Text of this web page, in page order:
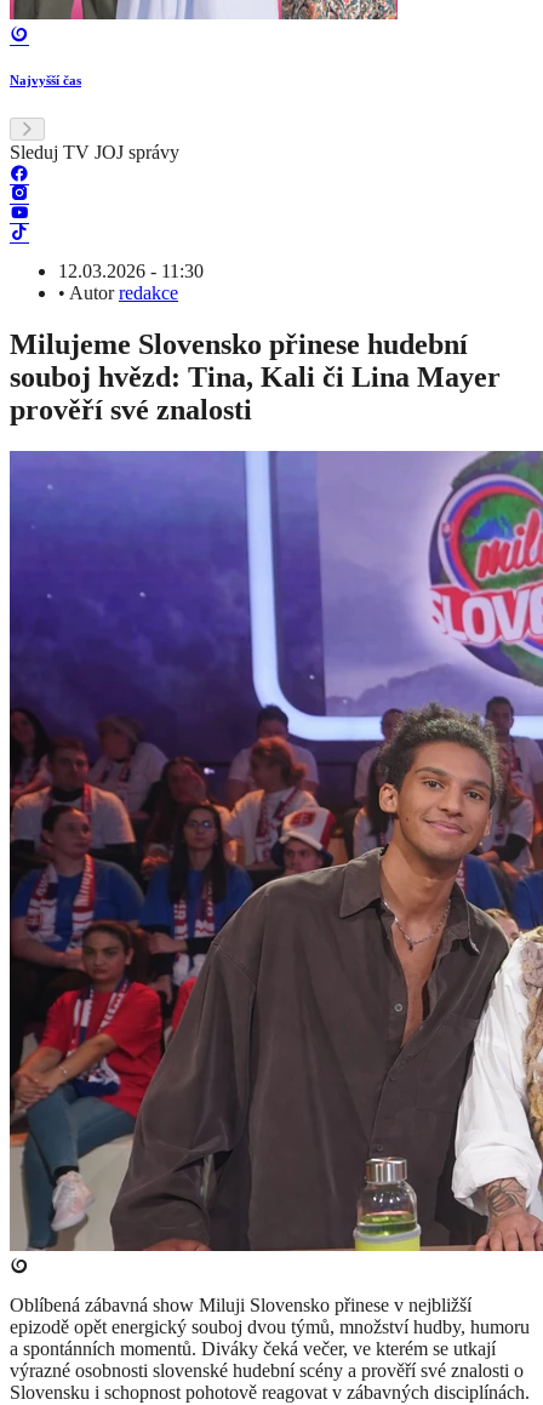
Najvyšší čas
Sleduj TV JOJ správy
12.03.2026 - 11:30
• Autorredakce
Milujeme Slovensko přinese hudební
souboj hvězd: Tina, Kali či Lina Mayer
prověří své znalosti
Oblíbená zábavná show Miluji Slovensko přinese v nejbližší
epizodě opět energický souboj dvou týmů, množství hudby, humoru
a spontánních momentů. Diváky čeká večer, ve kterém se utkají
výrazné osobnosti slovenské hudební scény a prověří své znalosti o
Slovensku i schopnost pohotově reagovat v zábavných disciplínách.